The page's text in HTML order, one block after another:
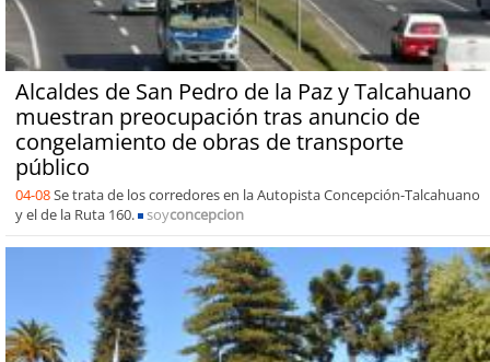
Alcaldes de San Pedro de la Paz y Talcahuano
muestran preocupación tras anuncio de
congelamiento de obras de transporte
público
04-08Se trata de los corredores en la Autopista Concepción-Talcahuano
y el de la Ruta 160.
soyconcepcion